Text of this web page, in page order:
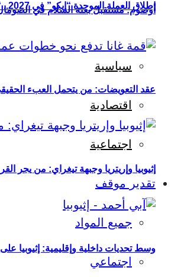
إطلاق العملة الموحدة “إيكو” في 2027.. “إيكواس” تمضي قدمًا دون انتظار
سياسية
اقتصادية
اجتماعية
تقدير موقف
جميع المواد
اجتماعي
أوصوم: مستقبل بعثة السلام في
عقد التعويضات: من يتحمل العبء
إثيوبيا وإريتريا وجبهة تيغراي: من يجر
وسط تحديات داخلية وإقليمية: إثيوبيا